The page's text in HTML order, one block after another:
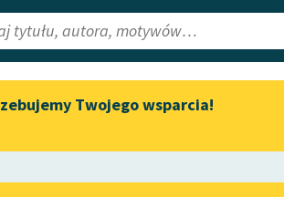
Lektury
Aktualności
Zapraszamy na spotkanie
literatury skandynawskiej
Twojego wsparcia!